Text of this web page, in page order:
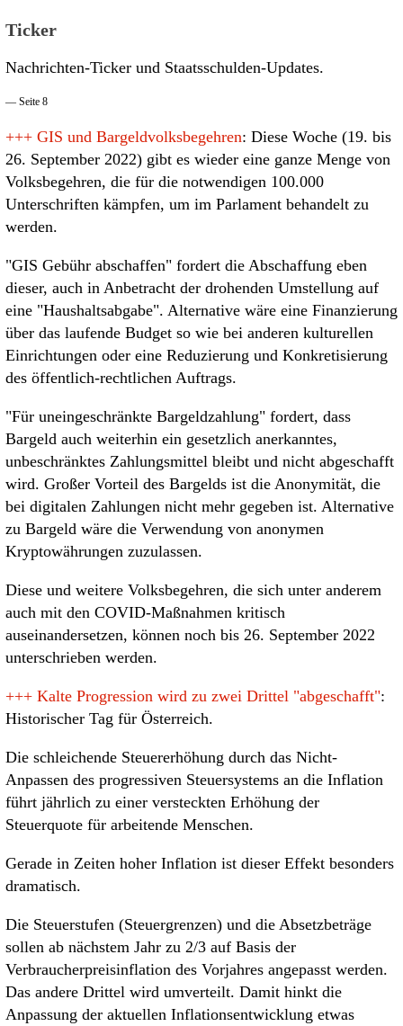
Ticker
Nachrichten-Ticker und Staatsschulden-Updates.
— Seite 8
+++ GIS und Bargeldvolksbegehren: Diese Woche (19. bis
26. September 2022) gibt es wieder eine ganze Menge von
Volksbegehren, die für die notwendigen 100.000
Unterschriften kämpfen, um im Parlament behandelt zu
werden.
"GIS Gebühr abschaffen" fordert die Abschaffung eben
dieser, auch in Anbetracht der drohenden Umstellung auf
eine "Haushaltsabgabe". Alternative wäre eine Finanzierung
über das laufende Budget so wie bei anderen kulturellen
Einrichtungen oder eine Reduzierung und Konkretisierung
des öffentlich-rechtlichen Auftrags.
"Für uneingeschränkte Bargeldzahlung" fordert, dass
Bargeld auch weiterhin ein gesetzlich anerkanntes,
unbeschränktes Zahlungsmittel bleibt und nicht abgeschafft
wird. Großer Vorteil des Bargelds ist die Anonymität, die
bei digitalen Zahlungen nicht mehr gegeben ist. Alternative
zu Bargeld wäre die Verwendung von anonymen
Kryptowährungen zuzulassen.
Diese und weitere Volksbegehren, die sich unter anderem
auch mit den COVID-Maßnahmen kritisch
auseinandersetzen, können noch bis 26. September 2022
unterschrieben werden.
+++ Kalte Progression wird zu zwei Drittel "abgeschafft":
Historischer Tag für Österreich.
Die schleichende Steuererhöhung durch das Nicht-
Anpassen des progressiven Steuersystems an die Inflation
führt jährlich zu einer versteckten Erhöhung der
Steuerquote für arbeitende Menschen.
Gerade in Zeiten hoher Inflation ist dieser Effekt besonders
dramatisch.
Die Steuerstufen (Steuergrenzen) und die Absetzbeträge
sollen ab nächstem Jahr zu 2/3 auf Basis der
Verbraucherpreisinflation des Vorjahres angepasst werden.
Das andere Drittel wird umverteilt. Damit hinkt die
Anpassung der aktuellen Inflationsentwicklung etwas